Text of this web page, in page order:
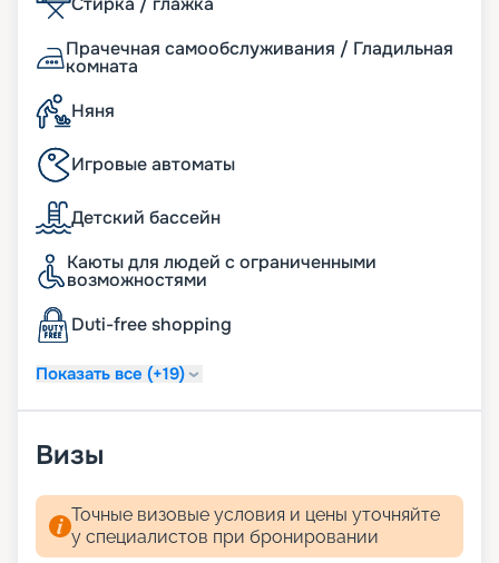
быстрого и простого оформления брони на
предстоящее приключение.
Прачечная самообслуживания / Гладильная
комната
Няня
Игровые автоматы
Детский бассейн
Каюты для людей с ограниченными
возможностями
Duti-free shopping
Показать все (+19)
Визы
Точные визовые условия и цены уточняйте
у специалистов при бронировании